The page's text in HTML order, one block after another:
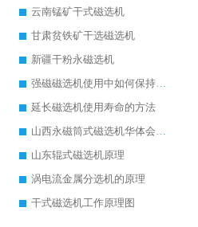
云南锰矿干式磁选机
甘肃贫铁矿干选磁选机
新疆干粉永磁选机
强磁磁选机使用中如何保持其顺畅运行
延长磁选机使用寿命的方法
山西永磁筒式磁选机华体会手机网页版-华体会(中国)
山东辊式磁选机原理
涡电流金属分选机的原理
干式磁选机工作原理图